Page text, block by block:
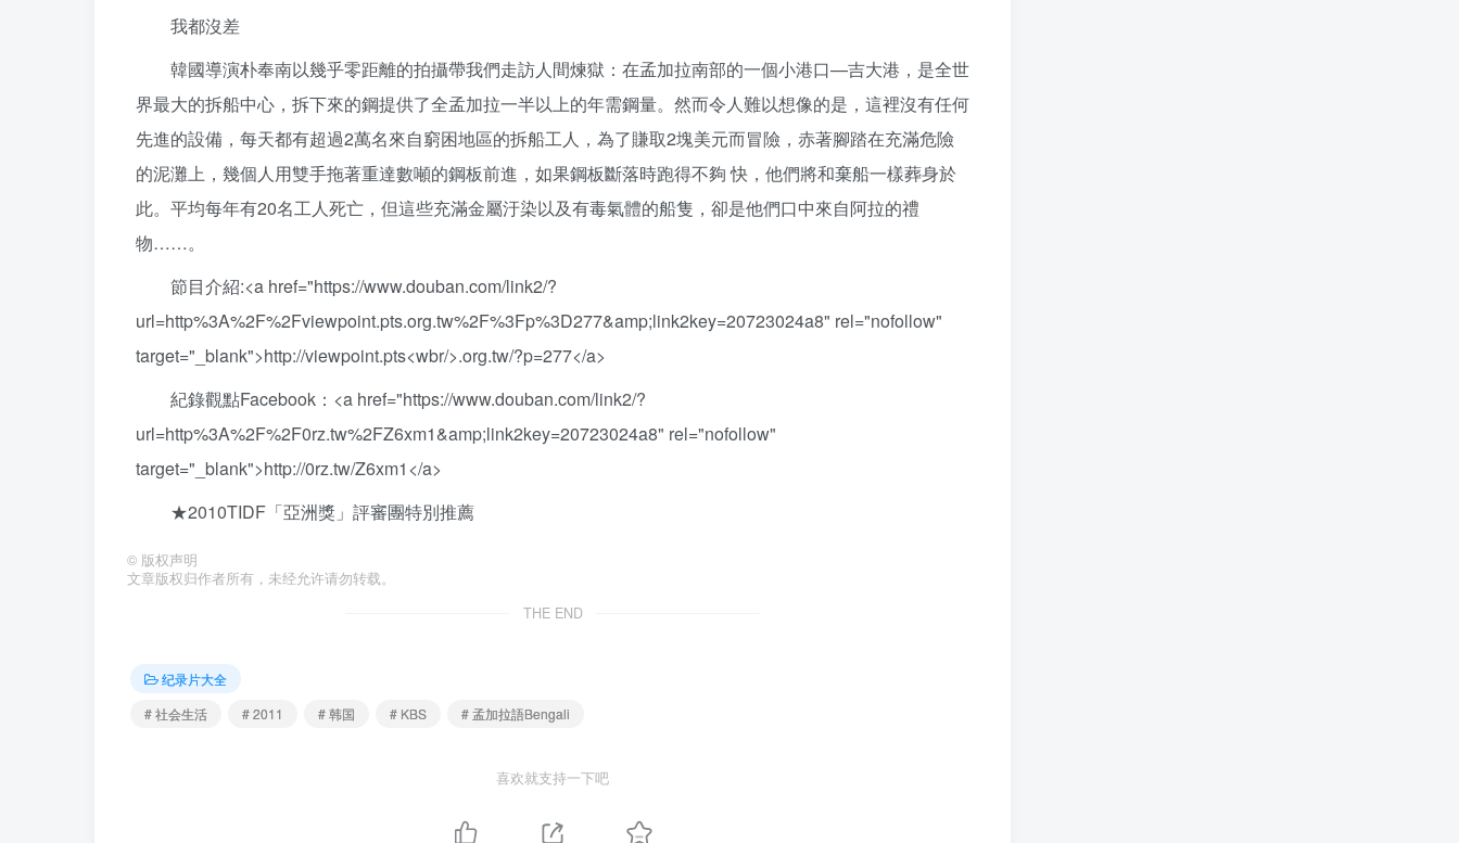
我都沒差
韓國導演朴奉南以幾乎零距離的拍攝帶我們走訪人間煉獄：在孟加拉南部的一個小港口—吉大港，是全世
界最大的拆船中心，拆下來的鋼提供了全孟加拉一半以上的年需鋼量。然而令人難以想像的是，這裡沒有任何
先進的設備，每天都有超過2萬名來自窮困地區的拆船工人，為了賺取2塊美元而冒險，赤著腳踏在充滿危險
的泥灘上，幾個人用雙手拖著重達數噸的鋼板前進，如果鋼板斷落時跑得不夠 快，他們將和棄船一樣葬身於
此。平均每年有20名工人死亡，但這些充滿金屬汙染以及有毒氣體的船隻，卻是他們口中來自阿拉的禮
物……。
節目介紹:<a href="https://www.douban.com/link2/?
url=http%3A%2F%2Fviewpoint.pts.org.tw%2F%3Fp%3D277&amp;link2key=20723024a8" rel="nofollow"
target="_blank">http://viewpoint.pts<wbr/>.org.tw/?p=277</a>
紀錄觀點Facebook：<a href="https://www.douban.com/link2/?
url=http%3A%2F%2F0rz.tw%2FZ6xm1&amp;link2key=20723024a8" rel="nofollow"
target="_blank">http://0rz.tw/Z6xm1</a>
★2010TIDF「亞洲獎」評審團特別推薦
© 版权声明
文章版权归作者所有，未经允许请勿转载。
THE END
纪录片大全
# 社会生活
# 2011 # 韩国 # KBS # 孟加拉語Bengali
喜欢就支持一下吧